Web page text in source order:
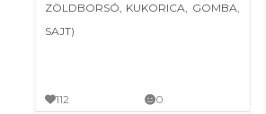
ZÖLDBORSÓ, KUKORICA, GOMBA,
SAJT)
112 0